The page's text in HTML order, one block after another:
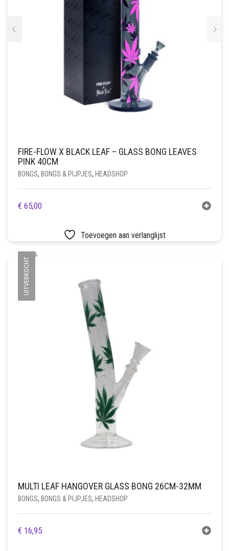
FIRE-FLOW X BLACK LEAF – GLASS BONG LEAVES
PINK 40CM
BONGS, BONGS & PIJPJES, HEADSHOP
€ 65,00
Toevoegen aan verlanglijst
UITVERKOCHT
MULTI LEAF HANGOVER GLASS BONG 26CM-32MM
BONGS, BONGS & PIJPJES, HEADSHOP
€ 16,95